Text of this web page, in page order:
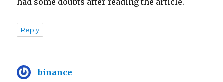
had some doubts after reading the article.
Reply
binance